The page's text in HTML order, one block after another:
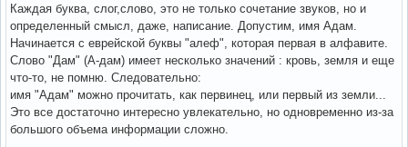
Каждая буква, слог,слово, это не только сочетание звуков, но и
определенный смысл, даже, написание. Допустим, имя Адам.
Начинается с еврейской буквы "алеф", которая первая в алфавите.
Слово "Дам" (А-дам) имеет несколько значений : кровь, земля и еще
что-то, не помню. Следовательно:
имя "Адам" можно прочитать, как первинец, или первый из земли...
Это все достаточно интересно увлекательно, но одновременно из-за
большого объема информации сложно.